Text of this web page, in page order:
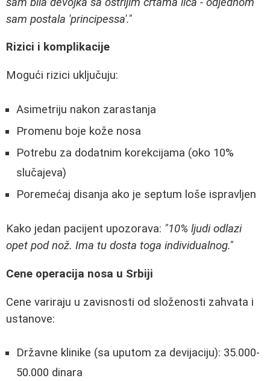
sam postala 'principessa'."
Rizici i komplikacije
Mogući rizici uključuju:
Asimetriju nakon zarastanja
Promenu boje kože nosa
Potrebu za dodatnim korekcijama (oko 10%
slučajeva)
Poremećaj disanja ako je septum loše ispravljen
Kako jedan pacijent upozorava: "10% ljudi odlazi
opet pod nož. Ima tu dosta toga individualnog."
Cene operacija nosa u Srbiji
Cene variraju u zavisnosti od složenosti zahvata i
ustanove:
Državne klinike (sa uputom za devijaciju): 35.000-
50.000 dinara